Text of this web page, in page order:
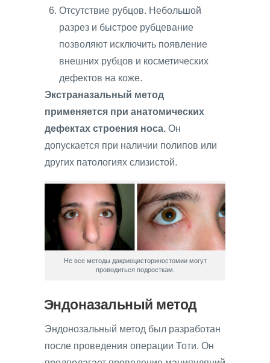
Отсутствие рубцов. Небольшой
разрез и быстрое рубцевание
позволяют исключить появление
внешних рубцов и косметических
дефектов на коже.
Экстраназальный метод
применяется при анатомических
дефектах строения носа. Он
допускается при наличии полипов или
других патологиях слизистой.
Не все методы дакриоцисториностомии могут
проводиться подросткам.
Эндоназальный метод
Эндонозальный метод был разработан
после проведения операции Тоти. Он